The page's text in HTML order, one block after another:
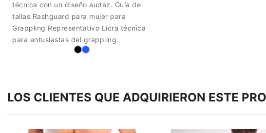
técnica con un diseño audaz. Guía de
tallas Rashguard para mujer para
Grappling Representativo Licra técnica
para entusiastas del grappling.
LOS CLIENTES QUE ADQUIRIERON ESTE